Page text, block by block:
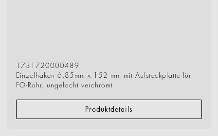
1731720000489
Einzelhaken 6,85mm x 152 mm mit Aufsteckplatte für
FO-Rohr, ungelocht verchromt
Produktdetails